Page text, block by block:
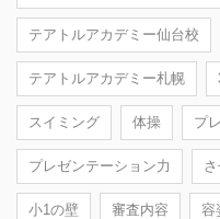
テアトルアカデミー仙台校
テアトルアカデミー札幌
スイミング 体操 プ
プレゼンテーション力
小1の壁 審査内容 容